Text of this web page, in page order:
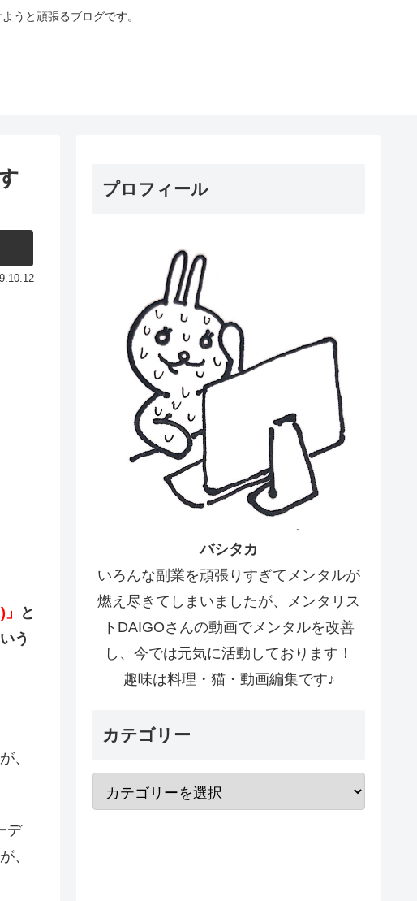
うと頑張るブログです。
と
う
、
デ
、
プロフィール
バシタカ
いろんな副業を頑張りすぎてメンタルが
燃え尽きてしまいましたが、メンタリス
トDAIGOさんの動画でメンタルを改善
し、今では元気に活動しております！
趣味は料理・猫・動画編集です♪
カテゴリー